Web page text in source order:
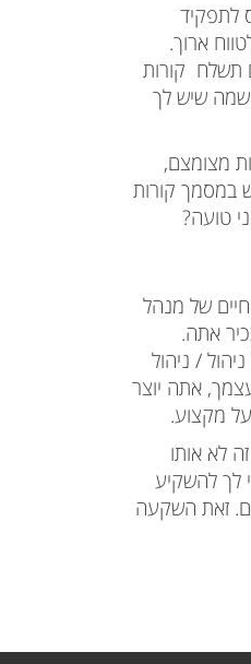
לתפקיד
נחשבת לטווח ארוך.
תשלח קורות
שמה שיש לך
מצומצם,
במסמך קורות
טועה?
של מנהל
אתה.
/ ניהול
אתה יוצר
מקצוע.
לא אותו
לך להשקיע
זאת השקעה